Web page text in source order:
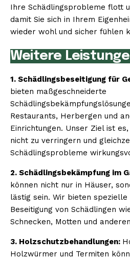
Ihre Schädlingsprobleme flott
damit Sie sich in Ihrem
wieder wohl und sicher fühlen
Weitere
1. Schädlingsbeseitigung für
bieten maßgeschneiderte
Restaurants, Herbergen und
Einrichtungen. Unser Ziel ist
nicht zu verringern und
Schädlingsprobleme
2. Schädlingsbekämpfung im
können nicht nur in Häuser,
lästig sein. Wir bieten
Beseitigung von Schädlingen
Schnecken, Motten und
3. Holzschutzbehandlungen:
Holzwürmer und Termiten